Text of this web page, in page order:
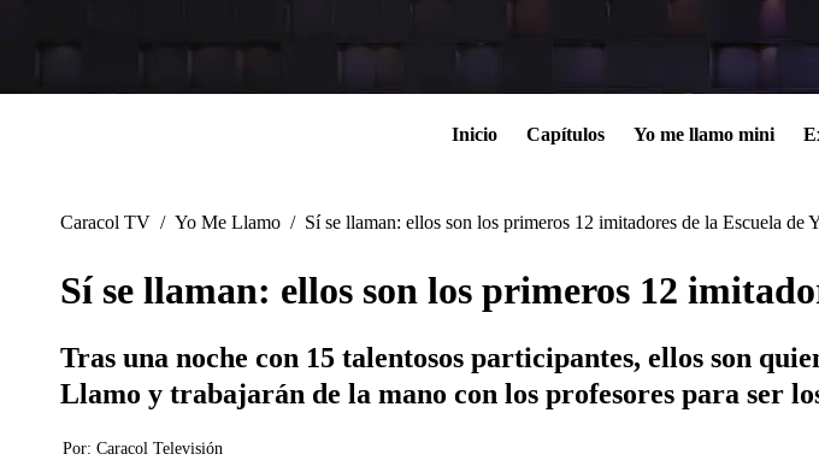
Inicio Capítulos Yo me llamo mini
Caracol TV / Yo Me Llamo / Sí se llaman: ellos son los primeros 12 imitadores de la Escuela de
Sí se llaman: ellos son los primeros 12
Tras una noche con 15 talentosos participantes, ellos son
Llamo y trabajarán de la mano con los profesores para ser
Por: Caracol Televisión